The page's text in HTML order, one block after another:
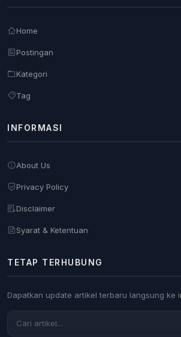
Home
Postingan
Kategori
Tag
INFORMASI
About Us
Privacy Policy
Disclaimer
Syarat & Ketentuan
TETAP TERHUBUNG
Dapatkan update artikel terbaru langsung ke